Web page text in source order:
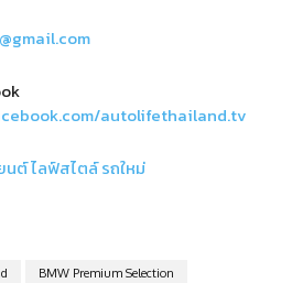
autolifethailand.tv
นต์ไลฟ์สไตล์รถใหม่
BMW Premium Selection